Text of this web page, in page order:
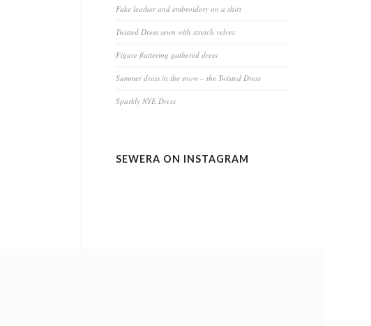
Fake leather and embroidery on a shirt
Twisted Dress sewn with stretch velvet
Figure flattering gathered dress
Summer dress in the snow – the Twisted Dress
Sparkly NYE Dress
SEWERA ON INSTAGRAM